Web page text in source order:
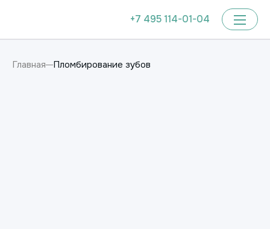
+7 495 114-01-04
Главная Пломбирование зубов